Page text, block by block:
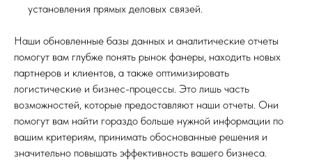
установления прямых деловых связей.
Наши обновленные базы данных и аналитические отчеты
помогут вам глубже понять рынок фанеры, находить новых
партнеров и клиентов, а также оптимизировать
логистические и бизнес-процессы. Это лишь часть
возможностей, которые предоставляют наши отчеты. Они
помогут вам найти гораздо больше нужной информации по
вашим критериям, принимать обоснованные решения и
значительно повышать эффективность вашего бизнеса.